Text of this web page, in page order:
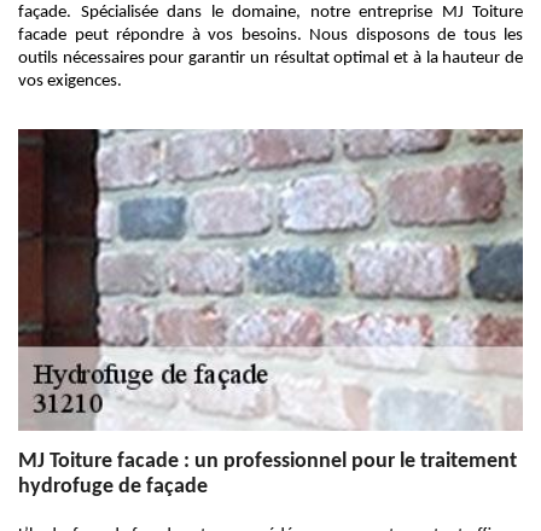
façade. Spécialisée dans le domaine, notre entreprise MJ Toiture
facade peut répondre à vos besoins. Nous disposons de tous les
outils nécessaires pour garantir un résultat optimal et à la hauteur de
vos exigences.
MJ Toiture facade : un professionnel pour le traitement
hydrofuge de façade